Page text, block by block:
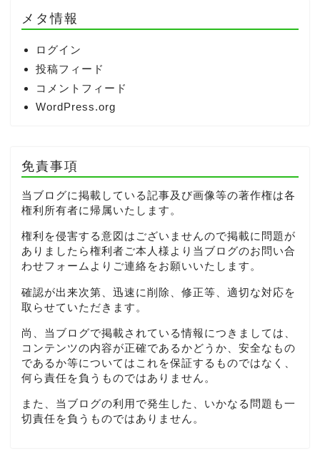
メタ情報
ログイン
投稿フィード
コメントフィード
WordPress.org
免責事項
当ブログに掲載している記事及び画像等の著作権は各
権利所有者に帰属いたします。
権利を侵害する意図はございませんので掲載に問題が
ありましたら権利者ご本人様より当ブログのお問い合
わせフォームよりご連絡をお願いいたします。
確認が出来次第、迅速に削除、修正等、適切な対応を
取らせていただきます。
尚、当ブログで掲載されている情報につきましては、
コンテンツの内容が正確であるかどうか、安全なもの
であるか等についてはこれを保証するものではなく、
何ら責任を負うものではありません。
また、当ブログの利用で発生した、いかなる問題も一
切責任を負うものではありません。